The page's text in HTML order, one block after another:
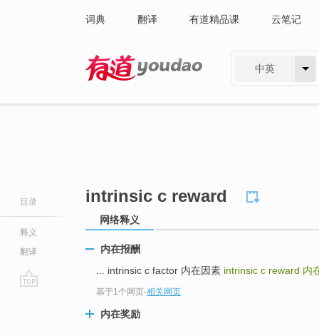
词典 翻译 有道精品课 云笔记
中英
目录
释义
翻译
intrinsic c reward
网络释义
内在报酬
... intrinsic c factor 内在因素 intrinsic c reward 内
基于1个网页-相关网页
内在奖励